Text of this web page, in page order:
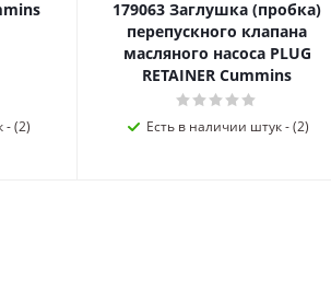
- (2)
179063 Заглушка (пробка)
перепускного клапана
масляного насоса PLUG
RETAINER Cummins
Есть в наличии штук - (2)